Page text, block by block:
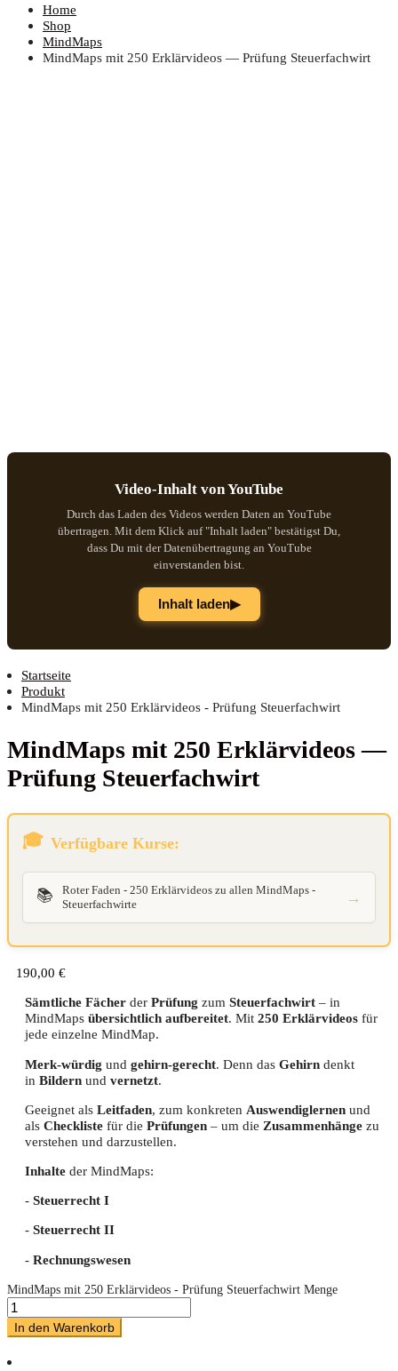
Home
Shop
MindMaps
Mind­Maps mit 250 Erklär­vi­de­os — Prü­fung Steuerfachwirt
Video-Inhalt von YouTube
Durch das Laden des Videos werden Daten an YouTube
übertragen. Mit dem Klick auf "Inhalt laden" bestätigst Du,
dass Du mit der Datenübertragung an YouTube
einverstanden bist.
Inhalt laden▶
Startseite
Produkt
MindMaps mit 250 Erklärvideos - Prüfung Steuerfachwirt
Mind­Maps mit 250 Erklär­vi­de­os —
Prü­fung Steuerfachwirt
Verfügbare Kurse:
📚
Roter Faden - 250 Erklärvideos zu allen MindMaps -
Steuerfachwirte
→
190,00 €
Sämtliche Fächer der Prüfung zum Steuerfachwirt – in
MindMaps übersichtlich aufbereitet. Mit 250 Erklärvideos für
jede einzelne MindMap.
Merk-würdig und gehirn-gerecht. Denn das Gehirn denkt
in Bildern und vernetzt.
Geeignet als Leitfaden, zum konkreten Auswendiglernen und
als Checkliste für die Prüfungen – um die Zusammenhänge zu
verstehen und darzustellen.
Inhalte der MindMaps:
- Steuerrecht I
- Steuerrecht II
- Rechnungswesen
MindMaps mit 250 Erklärvideos - Prüfung Steuerfachwirt Menge
In den Warenkorb